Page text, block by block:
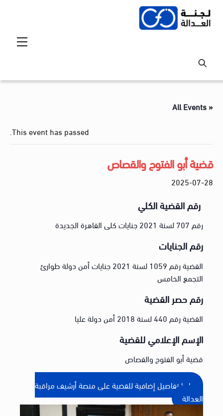
Skip
« All Events
This event has passed.
قضية أبو الفتوح والقصاص
2025-07-28
رقم القضية الكلي
رقم 707 لسنة 2021 جنايات كلى القاهرة الجديدة
رقم الجنايات
القضية رقم 1059 لسنة 2021 جنايات أمن دولة طوارئ
التجمع الخامس
رقم حصر القضية
القضية رقم 440 لسنة 2018 أمن دولة عليا
الإسم الإعلامي للقضية
قضية أبو الفتوح والقصاص
رابط تفاصيل إضافية للقضية على منصة أرشيف مراقبة
العدالة